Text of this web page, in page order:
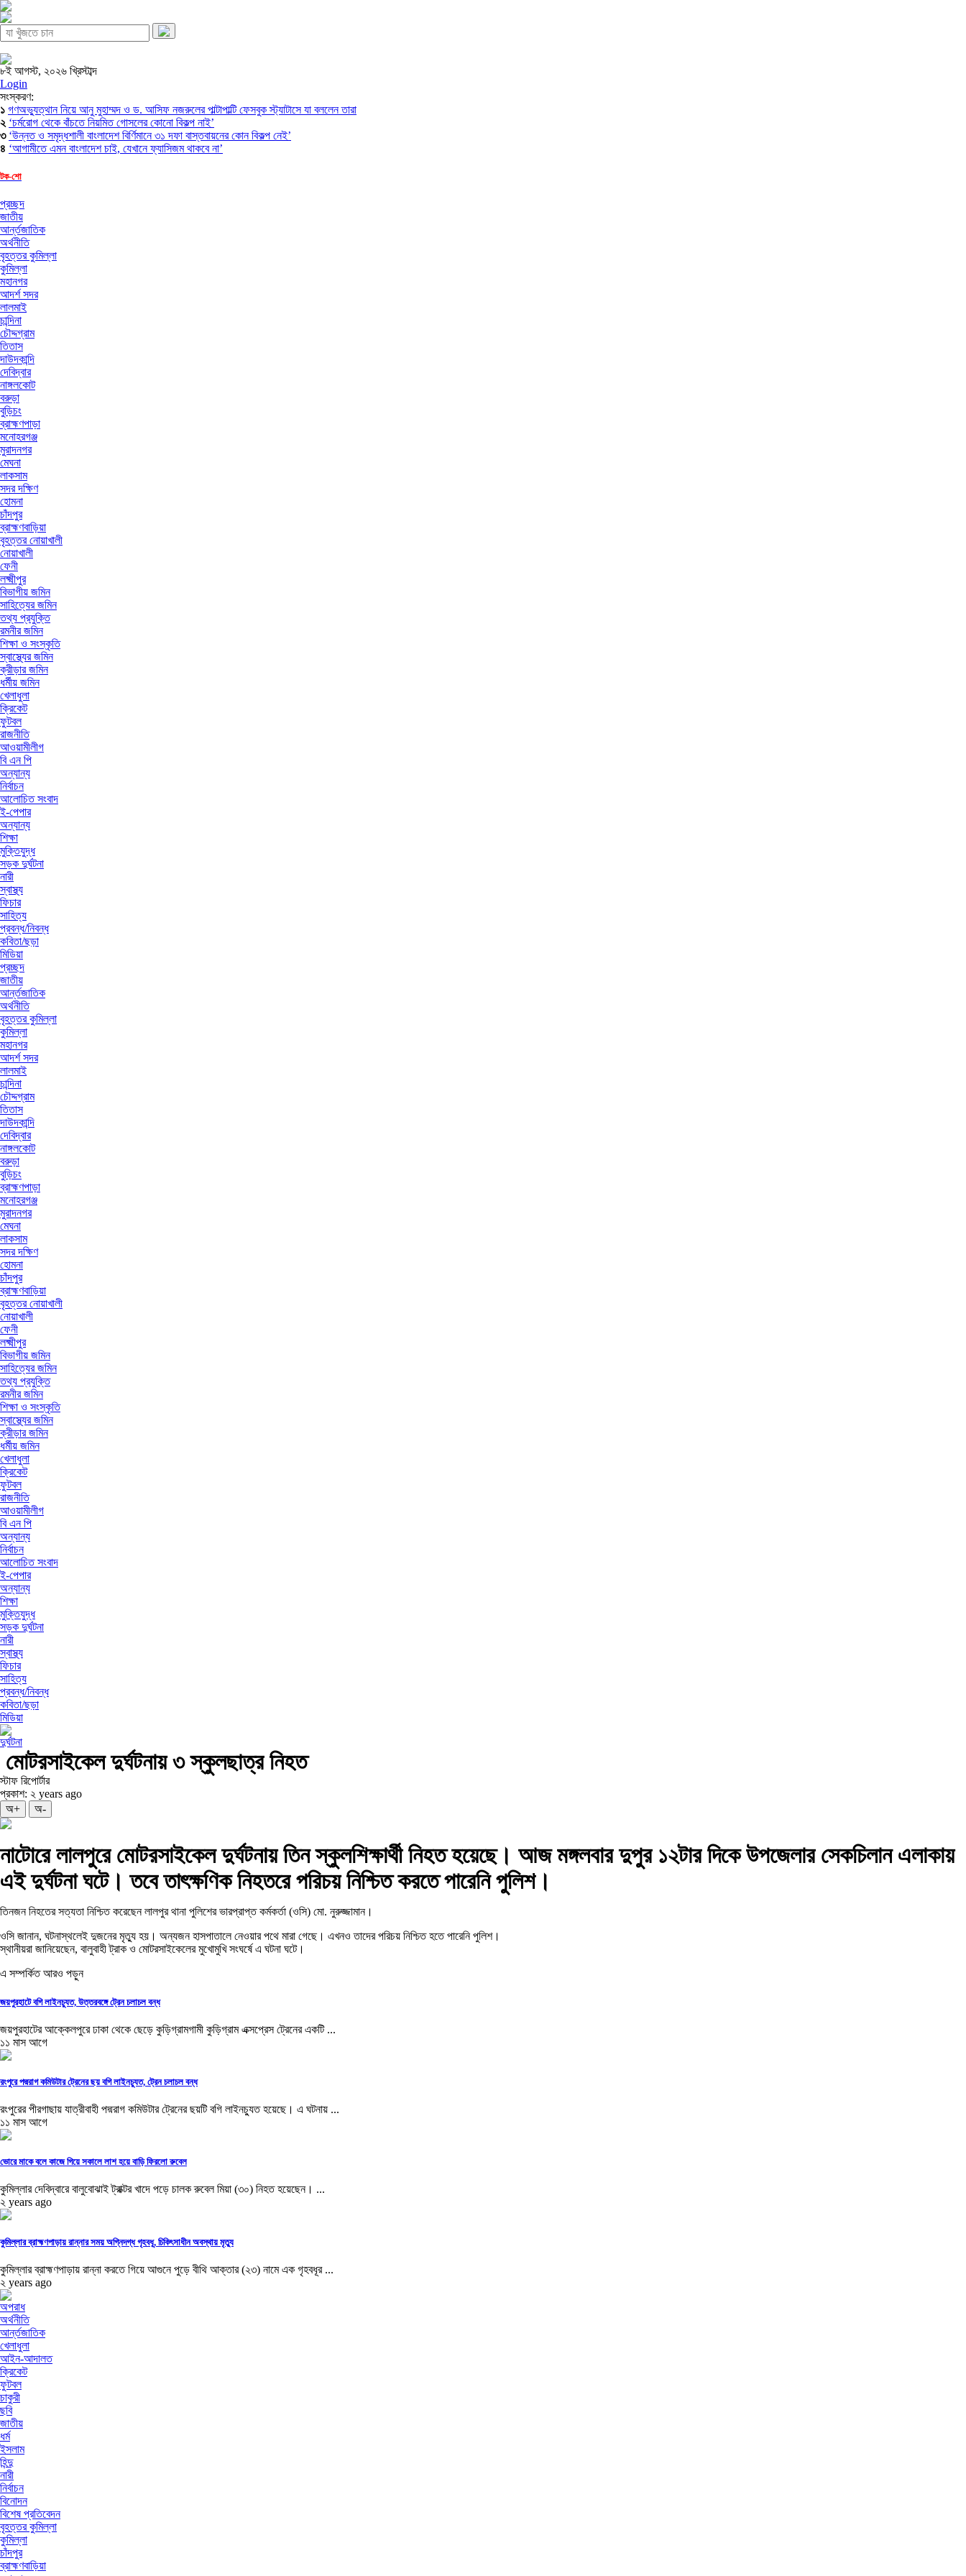
৮ই আগস্ট, ২০২৬ খ্রিস্টাব্দ
Login
সংস্করণ:
১ গণঅভ্যুত্থান নিয়ে আনু মুহাম্মদ ও ড. আসিফ নজরুলের পাল্টাপাল্টি ফেসবুক স্ট্যাটাসে যা বললেন তারা
২ ‘চর্মরোগ থেকে বাঁচতে নিয়মিত গোসলের কোনো বিকল্প নাই’
৩ ‘উন্নত ও সমৃদ্ধশালী বাংলাদেশ বির্ণিমানে ৩১ দফা বাস্তবায়নের কোন বিকল্প নেই’
৪ ‘আগামীতে এমন বাংলাদেশ চাই, যেখানে ফ্যাসিজম থাকবে না’
টক-শো
প্রচ্ছদ
জাতীয়
আর্ন্তজাতিক
অর্থনীতি
বৃহত্তর কুমিল্লা
কুমিল্লা
মহানগর
আদর্শ সদর
লালমাই
চান্দিনা
চৌদ্দগ্রাম
তিতাস
দাউদকান্দি
দেবিদ্বার
নাঙ্গলকোট
বরুড়া
বুড়িচং
ব্রাহ্মণপাড়া
মনোহরগঞ্জ
মুরাদনগর
মেঘনা
লাকসাম
সদর দক্ষিণ
হোমনা
চাঁদপুর
ব্রাহ্মণবাড়িয়া
বৃহত্তর নোয়াখালী
নোয়াখালী
ফেনী
লক্ষ্মীপুর
বিভাগীয় জমিন
সাহিত্যের জমিন
তথ্য প্রযুক্তি
রমনীর জমিন
শিক্ষা ও সংস্কৃতি
স্বাস্থ্যের জমিন
ক্রীড়ার জমিন
ধর্মীয় জমিন
খেলাধুলা
ক্রিকেট
ফুটবল
রাজনীতি
আওয়ামীলীগ
বি এন পি
অন্যান্য
নির্বাচন
আলোচিত সংবাদ
ই-পেপার
অন্যান্য
শিক্ষা
মুক্তিযুদ্ধ
সড়ক দুর্ঘটনা
নারী
স্বাস্থ্য
ফিচার
সাহিত্য
প্রবন্ধ/নিবন্ধ
কবিতা/ছড়া
মিডিয়া
প্রচ্ছদ
জাতীয়
আর্ন্তজাতিক
অর্থনীতি
বৃহত্তর কুমিল্লা
কুমিল্লা
মহানগর
আদর্শ সদর
লালমাই
চান্দিনা
চৌদ্দগ্রাম
তিতাস
দাউদকান্দি
দেবিদ্বার
নাঙ্গলকোট
বরুড়া
বুড়িচং
ব্রাহ্মণপাড়া
মনোহরগঞ্জ
মুরাদনগর
মেঘনা
লাকসাম
সদর দক্ষিণ
হোমনা
চাঁদপুর
ব্রাহ্মণবাড়িয়া
বৃহত্তর নোয়াখালী
নোয়াখালী
ফেনী
লক্ষ্মীপুর
বিভাগীয় জমিন
সাহিত্যের জমিন
তথ্য প্রযুক্তি
রমনীর জমিন
শিক্ষা ও সংস্কৃতি
স্বাস্থ্যের জমিন
ক্রীড়ার জমিন
ধর্মীয় জমিন
খেলাধুলা
ক্রিকেট
ফুটবল
রাজনীতি
আওয়ামীলীগ
বি এন পি
অন্যান্য
নির্বাচন
আলোচিত সংবাদ
ই-পেপার
অন্যান্য
শিক্ষা
মুক্তিযুদ্ধ
সড়ক দুর্ঘটনা
নারী
স্বাস্থ্য
ফিচার
সাহিত্য
প্রবন্ধ/নিবন্ধ
কবিতা/ছড়া
মিডিয়া
দুর্ঘটনা
মোটরসাইকেল দুর্ঘটনায় ৩ স্কুলছাত্র নিহত
স্টাফ রিপোর্টার
প্রকাশ: ২ years ago
অ+
অ-
নাটোরে লালপুরে মোটরসাইকেল দুর্ঘটনায় তিন স্কুলশিক্ষার্থী নিহত হয়েছে। আজ মঙ্গলবার দুপুর ১২টার দিকে উপজেলার সেকচিলান এলাকায়
এই দুর্ঘটনা ঘটে। তবে তাৎক্ষণিক নিহতরে পরিচয় নিশ্চিত করতে পারেনি পুলিশ।
তিনজন নিহতের সত্যতা নিশ্চিত করেছেন লালপুর থানা পুলিশের ভারপ্রাপ্ত কর্মকর্তা (ওসি) মো. নুরুজ্জামান।
ওসি জানান, ঘটনাস্থলেই দুজনের মৃত্যু হয়। অন্যজন হাসপাতালে নেওয়ার পথে মারা গেছে। এখনও তাদের পরিচয় নিশ্চিত হতে পারেনি পুলিশ।
স্থানীয়রা জানিয়েছেন, বালুবাহী ট্রাক ও মোটরসাইকেলের মুখোমুখি সংঘর্ষে এ ঘটনা ঘটে।
এ সম্পর্কিত আরও পড়ুন
জয়পুরহাটে বগি লাইনচ্যুত, উত্তরবঙ্গে ট্রেন চলাচল বন্ধ
জয়পুরহাটের আক্কেলপুরে ঢাকা থেকে ছেড়ে কুড়িগ্রামগামী কুড়িগ্রাম এক্সপ্রেস ট্রেনের একটি ...
১১ মাস আগে
রংপুরে পদ্মরাগ কমিউটার ট্রেনের ছয় বগি লাইনচ্যুত, ট্রেন চলাচল বন্ধ
রংপুরের পীরগাছায় যাত্রীবাহী পদ্মরাগ কমিউটার ট্রেনের ছয়টি বগি লাইনচ্যুত হয়েছে। এ ঘটনায় ...
১১ মাস আগে
ভোরে মাকে বলে কাজে গিয়ে সকালে লাশ হয়ে বাড়ি ফিরলো রুবেল
কুমিল্লার দেবিদ্বারে বালুবোঝাই ট্রাক্টর খাদে পড়ে চালক রুবেল মিয়া (৩০) নিহত হয়েছেন। ...
২ years ago
কুমিল্লার ব্রাহ্মণপাড়ায় রান্নার সময় অগ্নিদগ্ধ গৃহবধূ, চিকিৎসাধীন অবস্থায় মৃত্যু
কুমিল্লার ব্রাহ্মণপাড়ায় রান্না করতে গিয়ে আগুনে পুড়ে বীথি আক্তার (২৩) নামে এক গৃহবধূর ...
২ years ago
অপরাধ
অর্থনীতি
আর্ন্তজাতিক
খেলাধুলা
আইন-আদালত
ক্রিকেট
ফুটবল
চাকুরী
ছবি
জাতীয়
ধর্ম
ইসলাম
হিন্দু
নারী
নির্বাচন
বিনোদন
বিশেষ প্রতিবেদন
বৃহত্তর কুমিল্লা
কুমিল্লা
চাঁদপুর
ব্রাহ্মণবাড়িয়া